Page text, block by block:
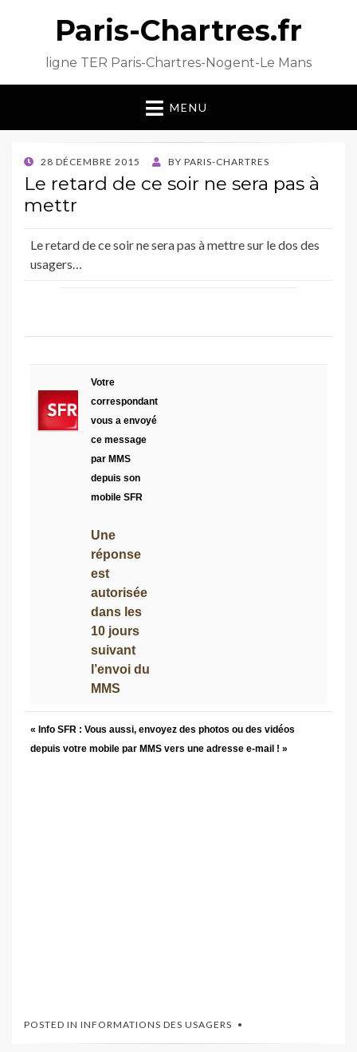
Paris-Chartres.fr
ligne TER Paris-Chartres-Nogent-Le Mans
MENU
POSTED
ON
28 DÉCEMBRE 2015 BY PARIS-CHARTRES
Le retard de ce soir ne sera pas à
mettr
Le retard de ce soir ne sera pas à mettre sur le dos des
usagers…
Votre
correspondant
vous a envoyé
ce message
par MMS
depuis son
mobile SFR
Une
réponse
est
autorisée
dans les
10 jours
suivant
l’envoi du
MMS
« Info SFR : Vous aussi, envoyez des photos ou des vidéos
depuis votre mobile par MMS vers une adresse e-mail ! »
POSTED IN INFORMATIONS DES USAGERS